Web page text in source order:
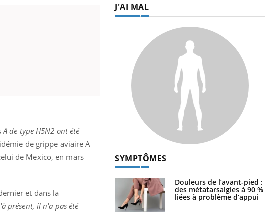
de type H5N2 ont été
de grippe aviaire A
de Mexico, en mars
et dans la
présent, il n'a pas été
J'AI MAL
SYMPTÔMES
Douleurs de l’avant-pied :
des métatarsalgies à 90 %
liées à problème d’appui